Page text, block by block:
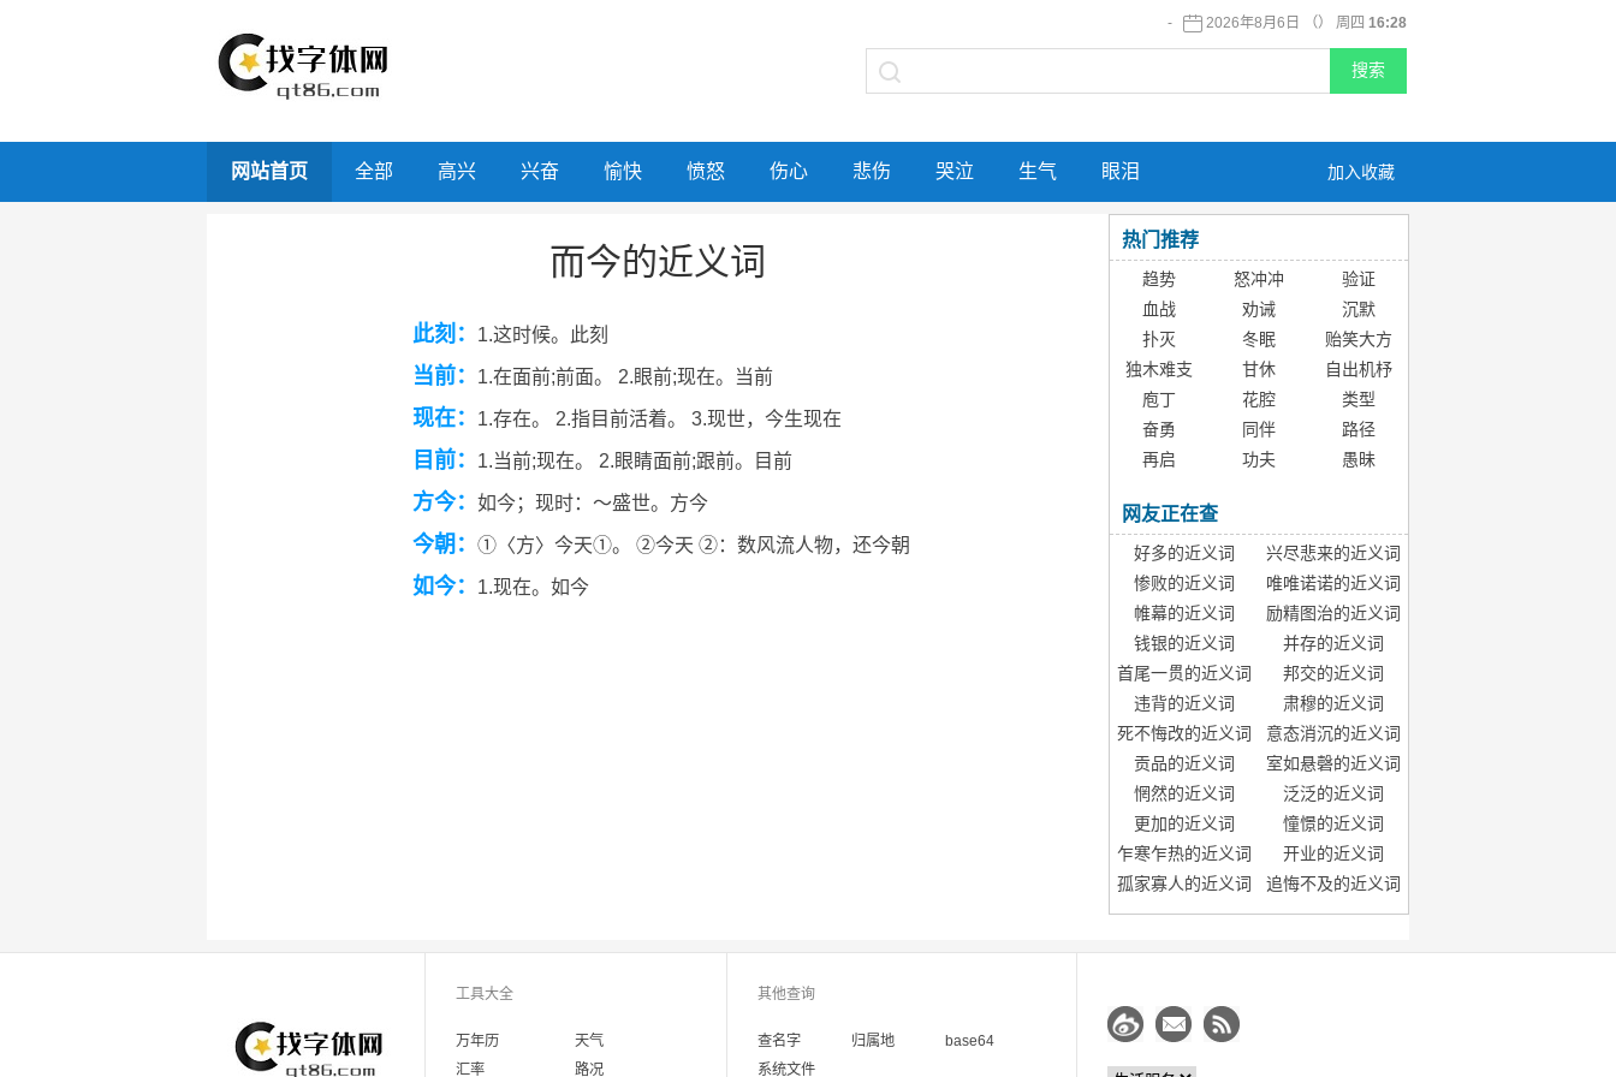
- 2026年8月6日 （） 周四 16:28
加入收藏
网站首页 全部 高兴 兴奋 愉快 愤怒 伤心 悲伤 哭泣 生气 眼泪
而今的近义词
此刻： 1.这时候。此刻
当前： 1.在面前;前面。 2.眼前;现在。当前
现在： 1.存在。 2.指目前活着。 3.现世，今生现在
目前： 1.当前;现在。 2.眼睛面前;跟前。目前
方今： 如今；现时：～盛世。方今
今朝： ①〈方〉今天①。 ②今天 ②：数风流人物，还今朝
如今： 1.现在。如今
热门推荐
趋势 怒冲冲
验证
血战
劝诫
沉默
扑灭
冬眠
贻笑大方
独木难支
甘休
自出机杼
庖丁
花腔
类型
奋勇
同伴
路径
再启
功夫 愚昧
网友正在查
好多的近义词
兴尽悲来的近义词
惨败的近义词
唯唯诺诺的近义词
帷幕的近义词
励精图治的近义词
钱银的近义词
并存的近义词
首尾一贯的近义词
邦交的近义词
违背的近义词
肃穆的近义词
死不悔改的近义词
意态消沉的近义词
贡品的近义词
室如悬磬的近义词
惘然的近义词
泛泛的近义词
更加的近义词
憧憬的近义词
乍寒乍热的近义词
开业的近义词
孤家寡人的近义词
追悔不及的近义词
工具大全
万年历
天气
汇率
路况
其他查询
查名字 归属地
base64
系统文件